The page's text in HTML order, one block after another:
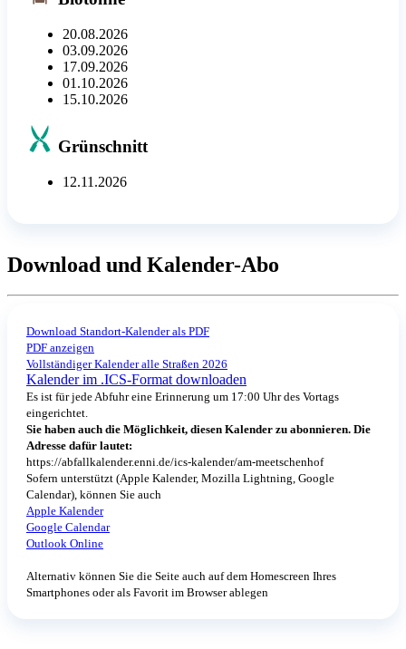
20.08.2026
03.09.2026
17.09.2026
01.10.2026
15.10.2026
Grünschnitt
12.11.2026
Download und Kalender-Abo
Download Standort-Kalender als PDF
PDF anzeigen
Vollständiger Kalender alle Straßen 2026
Kalender im .ICS-Format downloaden
Es ist für jede Abfuhr eine Erinnerung um 17:00 Uhr des Vortags
eingerichtet.
Sie haben auch die Möglichkeit, diesen Kalender zu abonnieren. Die
Adresse dafür lautet:
https://abfallkalender.enni.de/ics-kalender/am-meetschenhof
Sofern unterstützt (Apple Kalender, Mozilla Lightning, Google
Calendar), können Sie auch
Apple Kalender
Google Calendar
Outlook Online
Alternativ können Sie die Seite auch auf dem Homescreen Ihres
Smartphones oder als Favorit im Browser ablegen